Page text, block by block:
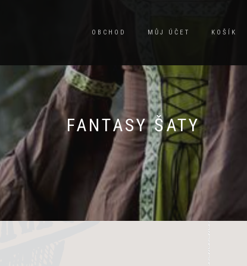
OBCHOD MŮJ ÚČET KOŠÍK
FANTASY ŠATY